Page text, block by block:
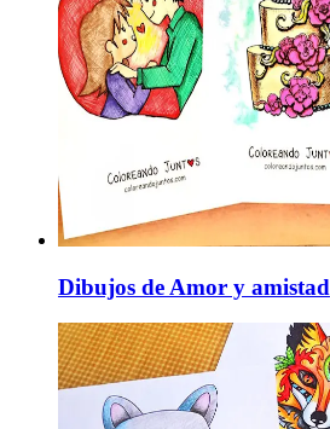
Dibujos de Amor y amistad